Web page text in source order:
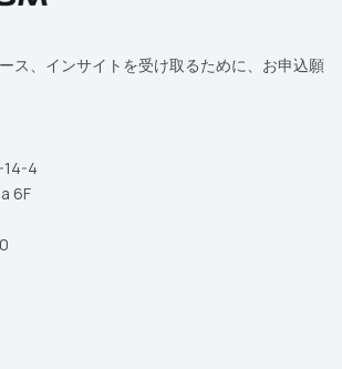
ス、インサイトを受け取るために、お申込願
14-4
6F